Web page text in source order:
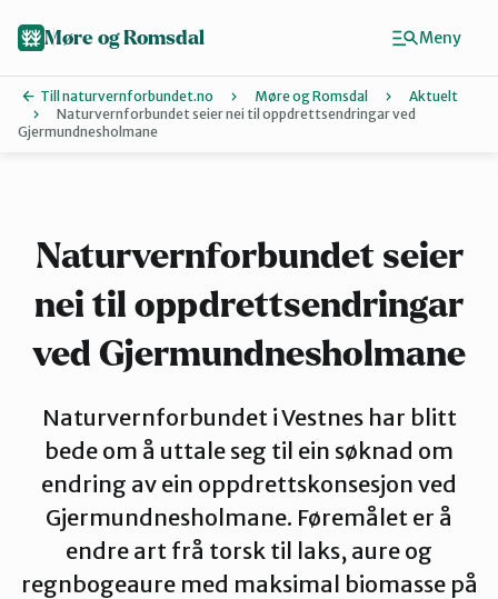
Aure
Kristiansund og Averøy
Molde
Ørsta og Volda
Møre og Romsdal
Till naturvernforbundet.no Møre og Romsdal
Aktuelt
Naturvernforbundet seier nei til oppdrettsendringar ved
Gjermundnesholmane
Naturvernforbundet seier
nei til oppdrettsendringar
ved Gjermundnesholmane
Naturvernforbundet i Vestnes har blitt
bede om å uttale seg til ein søknad om
endring av ein oppdrettskonsesjon ved
Gjermundnesholmane. Føremålet er å
endre art frå torsk til laks, aure og
regnbogeaure med maksimal biomasse på